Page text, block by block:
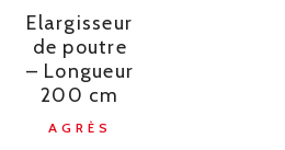
Elargisseur
de poutre
– Longueur
200 cm
AGRÈS